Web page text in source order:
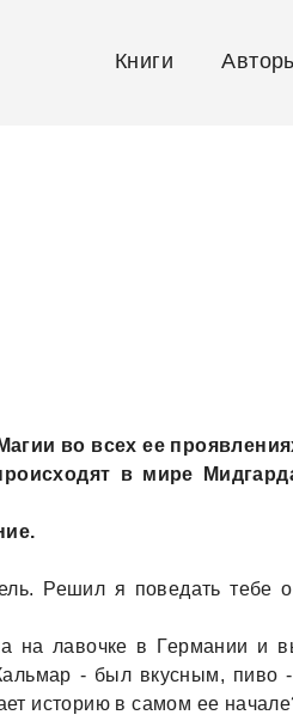
Книги
во всех ее
в мире
Решил я поведать тебе
на лавочке в Германии и
- был вкусным,
историю в самом ее